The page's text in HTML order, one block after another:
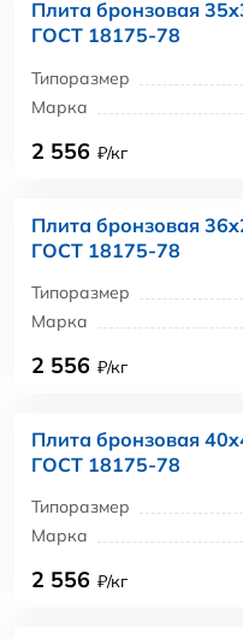
Плита бронзовая
ГОСТ 18175-78
Типоразмер
Марка
2 556 ₽/кг
Плита бронзовая
ГОСТ 18175-78
Типоразмер
Марка
2 556 ₽/кг
Плита бронзовая
ГОСТ 18175-78
Типоразмер
Марка
2 556 ₽/кг